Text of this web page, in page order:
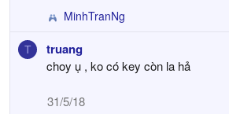
R
a
c
MinhTranNg
T truang
choy ụ , ko có key còn la hả
31/5/18